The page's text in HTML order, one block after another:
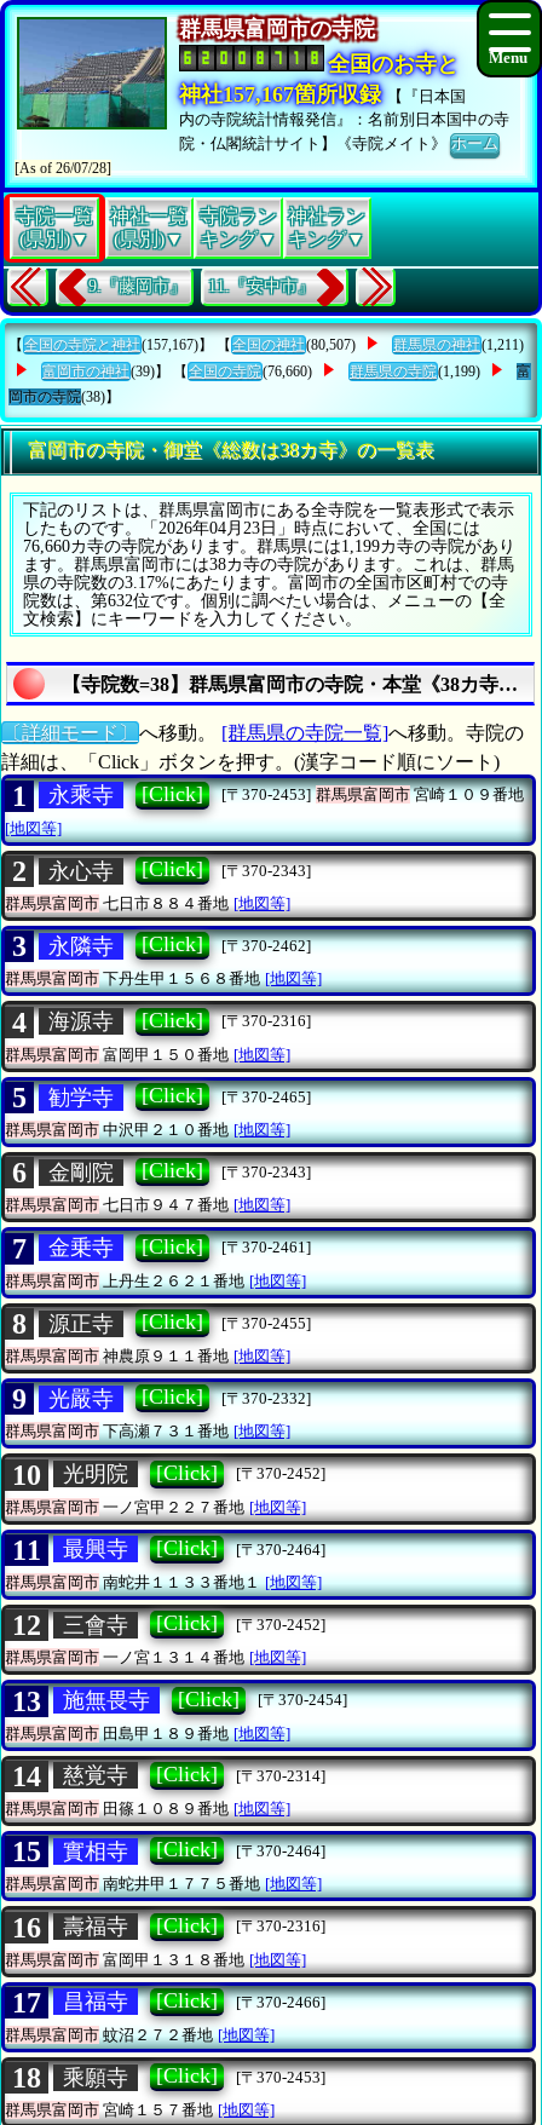
群馬県富岡市の寺院
全国のお寺と
神社157,167箇所収録
【『日本国
内の寺院統計情報発信』：名前別日本国中の寺
院・仏閣統計サイト】《寺院メイト》ホーム
[As of 26/07/28]
寺院一覧
(県別)▼
神社一覧
(県別)▼
寺院ラン
キング▼
神社ラン
キング▼
9.『藤岡市』 11.『安中市』
【 全国の寺院と神社(157,167)】 【 全国の神社(80,507) 群馬県の神社(1,211)
富岡市の神社(39)】 【 全国の寺院(76,660) 群馬県の寺院(1,199)
富
岡市の寺院(38)】
富岡市の寺院・御堂《総数は38カ寺》の一覧表
下記のリストは、群馬県富岡市にある全寺院を一覧表形式で表示
したものです。「2026年04月23日」時点において、全国には
76,660カ寺の寺院があります。群馬県には1,199カ寺の寺院があり
ます。群馬県富岡市には38カ寺の寺院があります。これは、群馬
県の寺院数の3.17%にあたります。富岡市の全国市区町村での寺
院数は、第632位です。個別に調べたい場合は、メニューの【全
文検索】にキーワードを入力してください。
【寺院数=38】群馬県富岡市の寺院・本堂《38カ寺》
〔詳細モード〕 へ移動。 [群馬県の寺院一覧]へ移動。寺院の
詳細は、「Click」ボタンを押す。(漢字コード順にソート)
1 永乘寺 [Click] [〒370-2453] 群馬県富岡市宮崎１０９番地
[地図等]
2 永心寺 [Click]
[〒370-2343]
群馬県富岡市七日市８８４番地 [地図等]
3 永隣寺 [Click]
[〒370-2462]
群馬県富岡市下丹生甲１５６８番地 [地図等]
4 海源寺 [Click]
[〒370-2316]
群馬県富岡市 富岡甲１５０番地 [地図等]
5 勧学寺 [Click]
[〒370-2465]
群馬県富岡市中沢甲２１０番地 [地図等]
6 金剛院 [Click]
[〒370-2343]
群馬県富岡市七日市９４７番地 [地図等]
7 金乗寺 [Click]
[〒370-2461]
群馬県富岡市上丹生２６２１番地 [地図等]
8 源正寺 [Click]
[〒370-2455]
群馬県富岡市神農原９１１番地 [地図等]
9 光嚴寺 [Click]
[〒370-2332]
群馬県富岡市下高瀬７３１番地 [地図等]
10 光明院 [Click]
[〒370-2452]
群馬県富岡市 一ノ宮甲２２７番地 [地図等]
11 最興寺 [Click]
[〒370-2464]
群馬県富岡市南蛇井１１３３番地１ [地図等]
12 三會寺 [Click]
[〒370-2452]
群馬県富岡市一ノ宮１３１４番地 [地図等]
13 施無畏寺 [Click]
[〒370-2454]
群馬県富岡市田島甲１８９番地 [地図等]
14 慈覚寺 [Click]
[〒370-2314]
群馬県富岡市 田篠１０８９番地 [地図等]
15 實相寺 [Click]
[〒370-2464]
群馬県富岡市南蛇井甲１７７５番地 [地図等]
16 壽福寺 [Click]
[〒370-2316]
群馬県富岡市 富岡甲１３１８番地 [地図等]
17 昌福寺 [Click]
[〒370-2466]
群馬県富岡市蚊沼２７２番地 [地図等]
18 乘願寺 [Click]
[〒370-2453]
群馬県富岡市宮崎１５７番地 [地図等]